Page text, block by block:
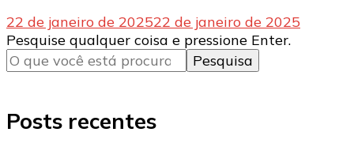
22 de janeiro de 202522 de janeiro de 2025
Procurando
algo?
Pesquise qualquer coisa e pressione Enter.
Posts recentes